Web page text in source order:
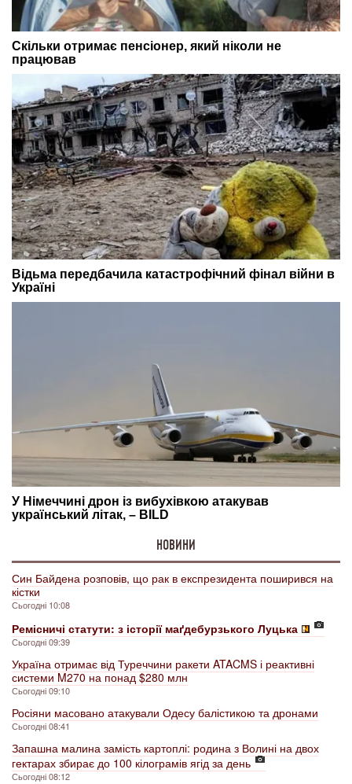
НОВИНИ
Син Байдена розповів, що рак в експрезидента поширився на
кістки
Сьогодні 10:08
Ремісничі статути: з історії маґдебурзького Луцька
Сьогодні 09:39
Україна отримає від Туреччини ракети ATACMS і реактивні
системи M270 на понад $280 млн
Сьогодні 09:10
Росіяни масовано атакували Одесу балістикою та дронами
Сьогодні 08:41
Запашна малина замість картоплі: родина з Волині на двох
гектарах збирає до 100 кілограмів ягід за день
Сьогодні 08:12